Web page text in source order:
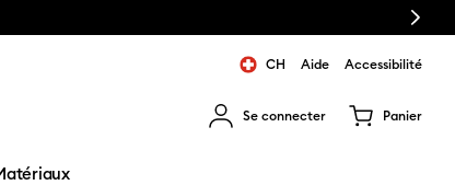
Next
CH Aide Accessibilité
Se connecter Panier